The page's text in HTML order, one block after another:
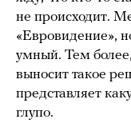
не происходит.
«Евровидение»,
умный. Тем
выносит такое
представляет
глупо.